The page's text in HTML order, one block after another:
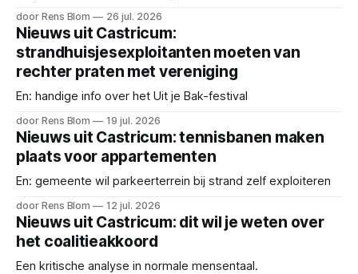
door Rens Blom 26 jul. 2026
Nieuws uit Castricum:
strandhuisjesexploitanten moeten van
rechter praten met vereniging
En: handige info over het Uit je Bak-festival
door Rens Blom 19 jul. 2026
Nieuws uit Castricum: tennisbanen maken
plaats voor appartementen
En: gemeente wil parkeerterrein bij strand zelf exploiteren
door Rens Blom 12 jul. 2026
Nieuws uit Castricum: dit wil je weten over
het coalitieakkoord
Een kritische analyse in normale mensentaal.